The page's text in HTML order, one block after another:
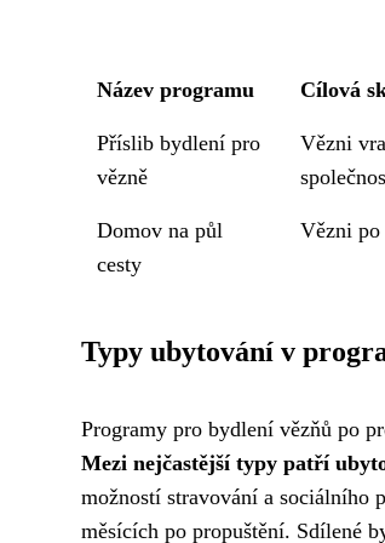
Název programu
Cílová
Příslib bydlení pro
vězně
Vězni
Domov na půl
cesty
Vězni po
Typy ubytování v
Programy pro bydlení vězňů po
Mezi nejčastější typy patří
možností stravování a sociálního
měsících po propuštění. Sdílené